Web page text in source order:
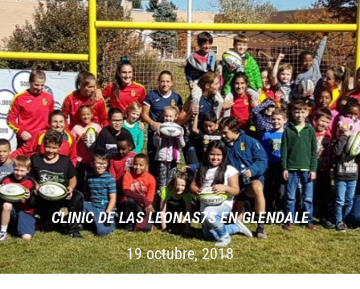
CLINIC DE LAS LEONAS7S EN GLENDALE
19 octubre, 2018